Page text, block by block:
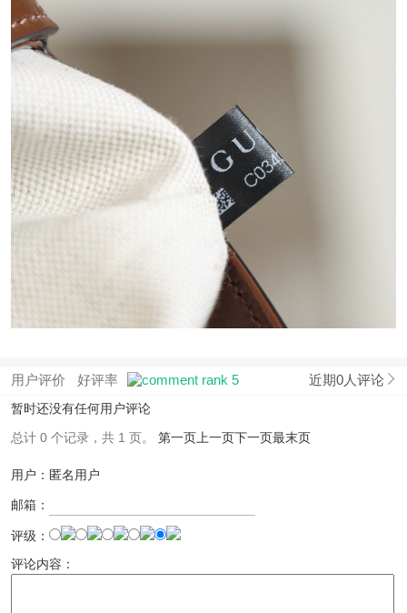
用户评价 好评率 近期0人评论
暂时还没有任何用户评论
总计 0 个记录，共 1 页。 第一页上一页下一页最末页
用户：匿名用户
邮箱：
评级：
评论内容：